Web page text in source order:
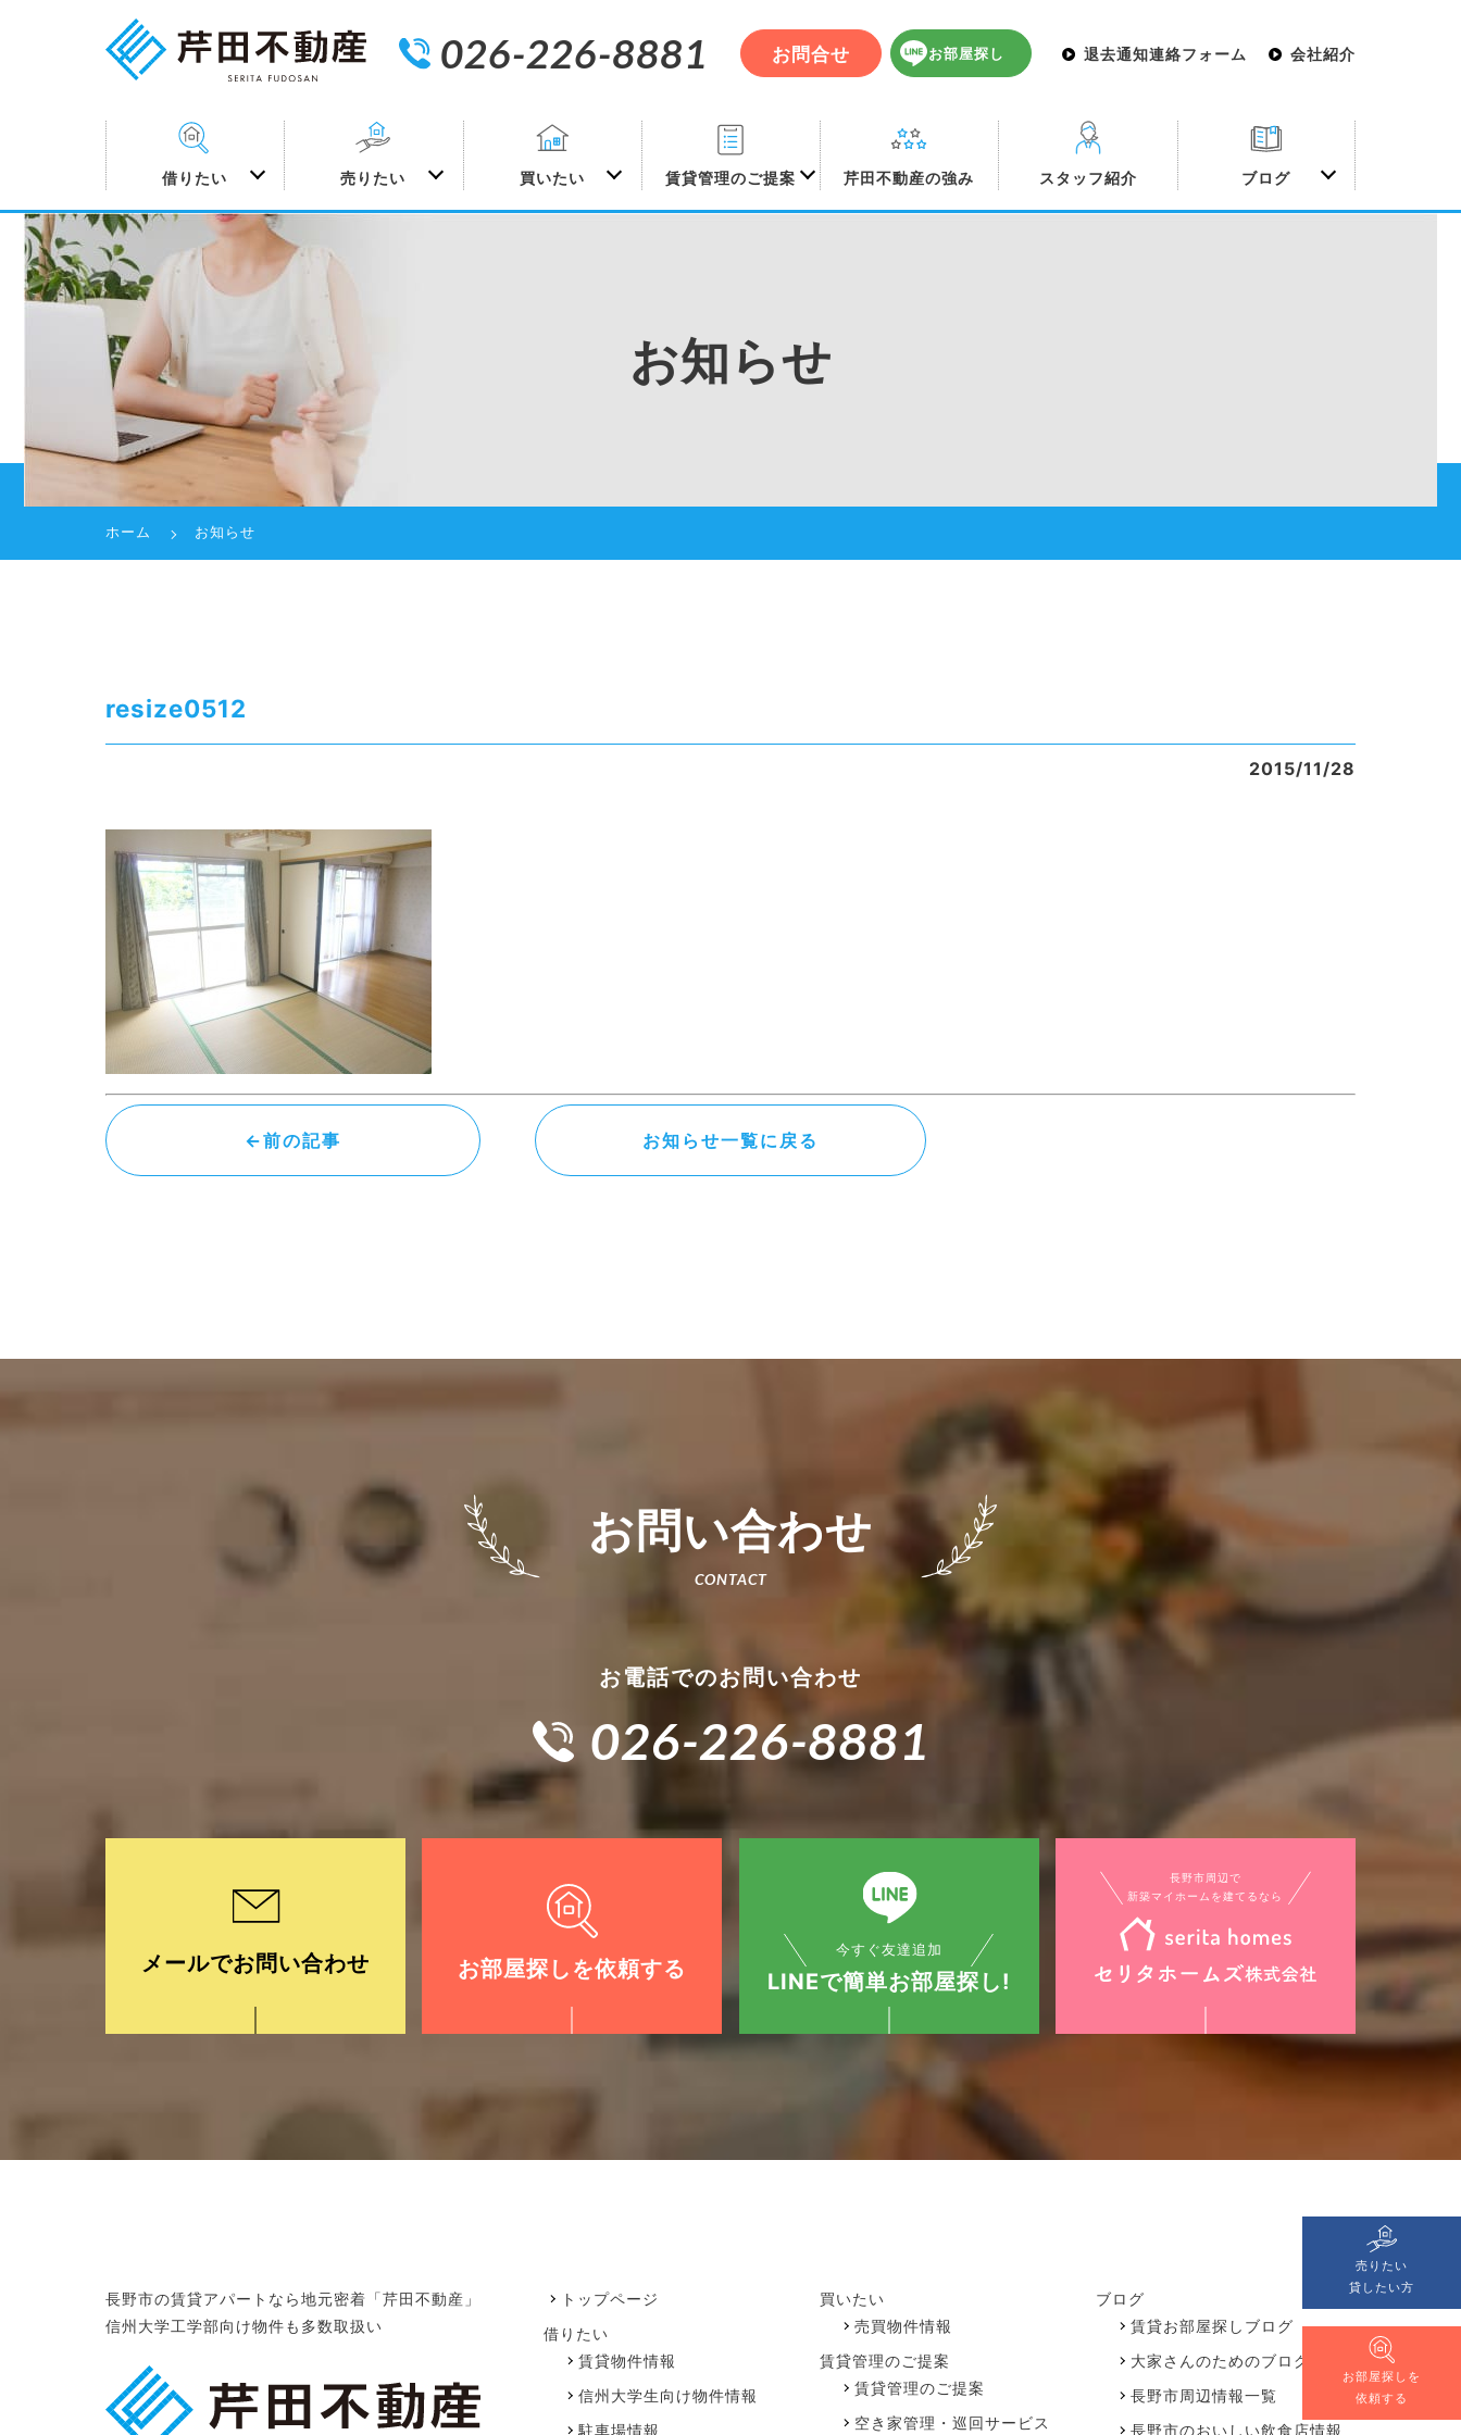
026-226-8881 お問合せ お部屋探し 退去通知連絡フォーム 会社紹介
借りたい 売りたい 買いたい 賃貸管理のご提案 芹田不動産の強み スタッフ紹介 ブログ
売りたい
貸したい方
お部屋探しを
依頼する
お知らせ
ホーム お知らせ
resize0512
2015/11/28
←前の記事 お知らせ一覧に戻る
お問い合わせ
お電話でのお問い合わせ
026-226-8881
メールでお問い合わせ お部屋探しを依頼する
今すぐ友達追加
LINEで簡単お部屋探し!
長野市周辺で
新築マイホームを建てるなら
長野市の賃貸アパートなら地元密着「芹田不動産」
信州大学工学部向け物件も多数取扱い
トップページ
借りたい
賃貸物件情報
信州大学生向け物件情報
駐車場情報
買いたい
売買物件情報
賃貸管理のご提案
賃貸管理のご提案
空き家管理・巡回サービス
ブログ
賃貸お部屋探しブログ
大家さんのためのブログ
長野市周辺情報一覧
長野市のおいしい飲食店情報